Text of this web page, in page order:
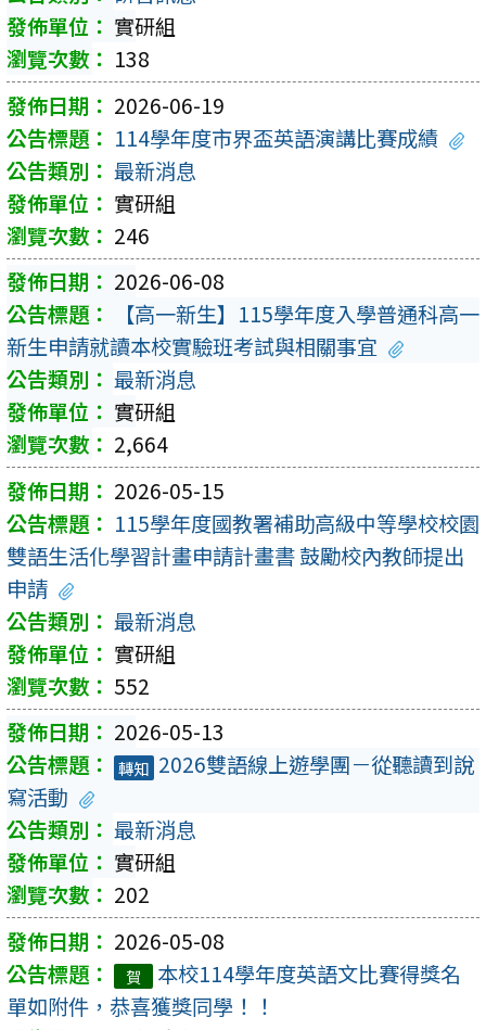
實研組
138
2026-06-19
114學年度市界盃英語演講比賽成績
最新消息
實研組
246
2026-06-08
【高一新生】115學年度入學普通科高一
新生申請就讀本校實驗班考試與相關事宜
最新消息
實研組
2,664
2026-05-15
115學年度國教署補助高級中等學校校園
雙語生活化學習計畫申請計畫書 鼓勵校內教師提出
申請
最新消息
實研組
552
2026-05-13
轉知 2026雙語線上遊學團－從聽讀到說
寫活動
最新消息
實研組
202
2026-05-08
賀
本校114學年度英語文比賽得獎名
單如附件，恭喜獲獎同學！！